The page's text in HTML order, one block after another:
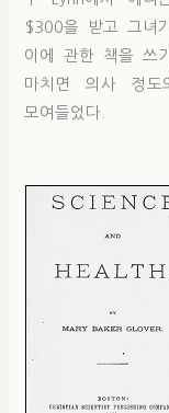
$300을 받고 그녀
이에 관한 책을 쓰
마치면 의사 정
모여들었다.